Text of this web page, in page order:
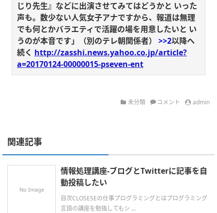
じり先生』などに出演させてみてはどうかと いった
声も。数少ない人気女子アナですから、報道は無理
でも何とかバラエティで活躍の場を用意したいと い
うのが本音です」（別のテレ朝関係者） >>2以降へ
続く http://zasshi.news.yahoo.co.jp/article?
a=20170124-00000015-pseven-ent
未分類 コメント admin
関連記事
No Image
情報処理講座-ブログとTwitterに記事を自
動投稿したい
目次CLOSESEの仕事プログラミングとはプログラミング
言語の講座を勉強してもシ ...